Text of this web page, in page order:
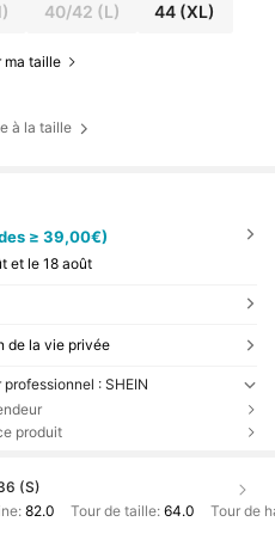
40/42 (L) 44 (XL)
ma taille
à la taille
≥ 39,00€)
et le 18 août
de la vie privée
: SHEIN
produit
(S)
82.0 Tour de taille: 64.0 Tour de